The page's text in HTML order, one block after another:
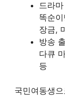
드라
똑순
장금,
방송
다큐
등
국민여동생